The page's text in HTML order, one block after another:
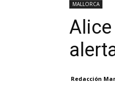
MALLORCA
Redacción